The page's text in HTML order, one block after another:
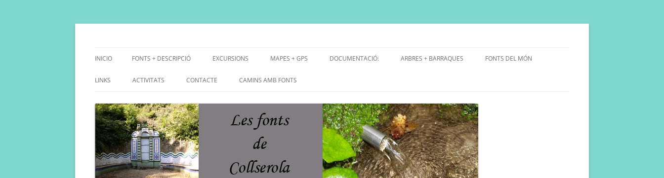
Saltar
INICIO FONTS + DESCRIPCIÓ EXCURSIONS
DE GRUP
MAPES + GPS
MAPES EXCURSIONS
MAPA DE TOTES LES FONTS
DOCUMENTACIÓ: ARBRES + BARRAQUES FONTS DEL MÓN
LINKS ACTIVITATS CONTACTE CAMINS AMB FONTS